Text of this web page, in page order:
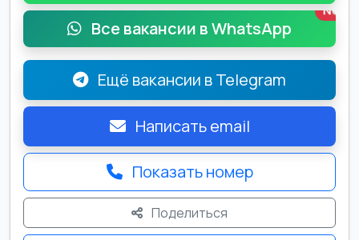
Все вакансии в WhatsApp
New
Ещё вакансии в Telegram
Написать email
Показать номер
Поделиться